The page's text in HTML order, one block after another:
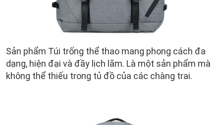
Sản phẩm Túi trống thể thao mang phong cách đa
dạng, hiện đại và đầy lịch lãm. Là một sản phẩm mà
không thể thiếu trong tủ đồ của các chàng trai.